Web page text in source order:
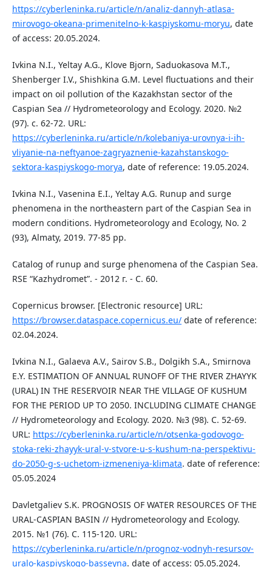
https://cyberleninka.ru/article/n/analiz-dannyh-atlasa-
mirovogo-okeana-primenitelno-k-kaspiyskomu-moryu, date
of access: 20.05.2024.
Ivkina N.I., Yeltay A.G., Klove Bjorn, Saduokasova M.T.,
Shenberger I.V., Shishkina G.M. Level fluctuations and their
impact on oil pollution of the Kazakhstan sector of the
Caspian Sea // Hydrometeorology and Ecology. 2020. №2
(97). с. 62-72. URL:
https://cyberleninka.ru/article/n/kolebaniya-urovnya-i-ih-
vliyanie-na-neftyanoe-zagryaznenie-kazahstanskogo-
sektora-kaspiyskogo-morya, date of reference: 19.05.2024.
Ivkina N.I., Vasenina E.I., Yeltay A.G. Runup and surge
phenomena in the northeastern part of the Caspian Sea in
modern conditions. Hydrometeorology and Ecology, No. 2
(93), Almaty, 2019. 77-85 pp.
Catalog of runup and surge phenomena of the Caspian Sea.
RSE “Kazhydromet”. - 2012 г. - С. 60.
Copernicus browser. [Electronic resource] URL:
https://browser.dataspace.copernicus.eu/date of reference:
02.04.2024.
Ivkina N.I., Galaeva A.V., Sairov S.B., Dolgikh S.A., Smirnova
E.Y. ESTIMATION OF ANNUAL RUNOFF OF THE RIVER ZHAYYK
(URAL) IN THE RESERVOIR NEAR THE VILLAGE OF KUSHUM
FOR THE PERIOD UP TO 2050. INCLUDING CLIMATE CHANGE
// Hydrometeorology and Ecology. 2020. №3 (98). С. 52-69.
URL: https://cyberleninka.ru/article/n/otsenka-godovogo-
stoka-reki-zhayyk-ural-v-stvore-u-s-kushum-na-perspektivu-
do-2050-g-s-uchetom-izmeneniya-klimata. date of reference:
05.05.2024
Davletgaliev S.K. PROGNOSIS OF WATER RESOURCES OF THE
URAL-CASPIAN BASIN // Hydrometeorology and Ecology.
2015. №1 (76). С. 115-120. URL:
https://cyberleninka.ru/article/n/prognoz-vodnyh-resursov-
uralo-kaspiyskogo-basseyna. date of access: 05.05.2024.